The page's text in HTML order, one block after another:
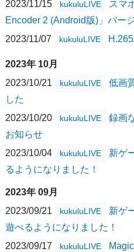
2023/11/15 kukuluLIVE
スマ
Encoder 2 (Android版)」バー
2023/11/07
kukuluLIVE
2023年 10月
2023/10/21
kukuluLIVE
低画
した
2023/10/20
kukuluLIVE
録画
お知らせ
2023/10/04
kukuluLIVE
新ゲ
るようになりました！
2023年 09月
2023/09/21
kukuluLIVE
新ゲ
遊べるようになりました！
2023/09/17
kukuluLIVE